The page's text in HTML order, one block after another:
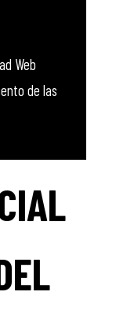
Web
de las